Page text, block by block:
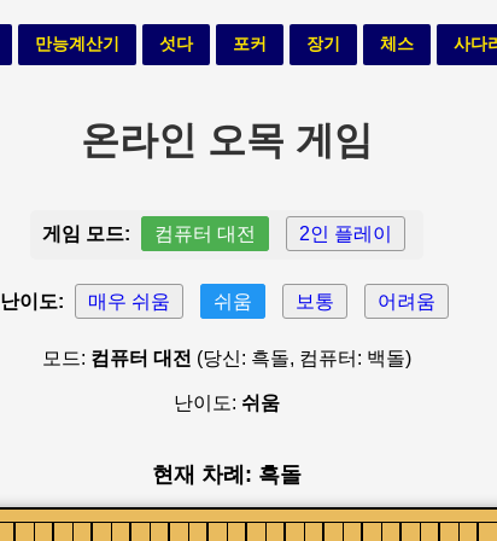
만능계산기 섯다 포커 장기 체스 사다
온라인 오목 게임
게임 모드: 컴퓨터 대전 2인 플레이
난이도: 매우 쉬움 쉬움 보통 어려움
모드: 컴퓨터 대전 (당신: 흑돌, 컴퓨터: 백돌)
난이도: 쉬움
현재 차례: 흑돌